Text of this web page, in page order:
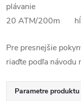
plávanie
20 ATM/200m
Pre presnejšie
riaďte podľa návodu
Parametre produktu